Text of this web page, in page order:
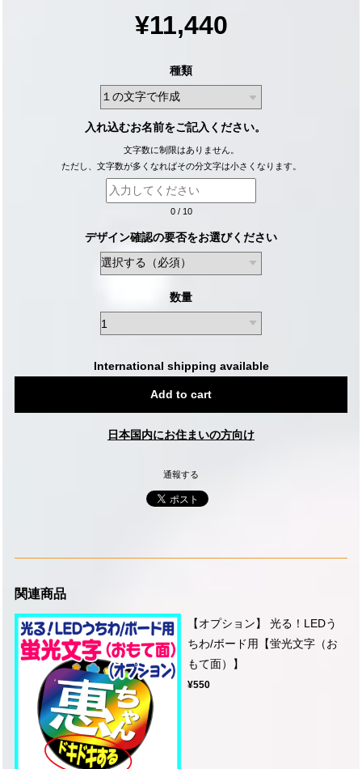
¥11,440
種類
入れ込むお名前をご記入ください。
文字数に制限はありません。
ただし、文字数が多くなればその分文字は小さくなります。
0/ 10
デザイン確認の要否をお選びください
数量
International shipping available
Add to cart
日本国内にお住まいの方向け
通報する
関連商品
【オプション】 光る！LEDう
ちわ/ボード用【蛍光文字（お
もて面）】
¥550